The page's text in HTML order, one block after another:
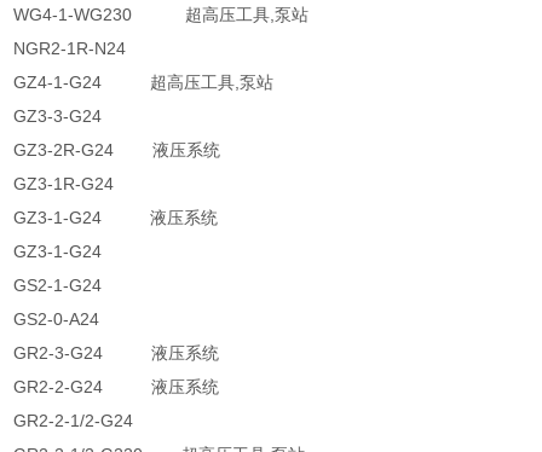
WG4-1-WG230 超高压工具,泵站
NGR2-1R-N24
GZ4-1-G24 超高压工具,泵站
GZ3-3-G24
GZ3-2R-G24 液压系统
GZ3-1R-G24
GZ3-1-G24 液压系统
GZ3-1-G24
GS2-1-G24
GS2-0-A24
GR2-3-G24 液压系统
GR2-2-G24 液压系统
GR2-2-1/2-G24